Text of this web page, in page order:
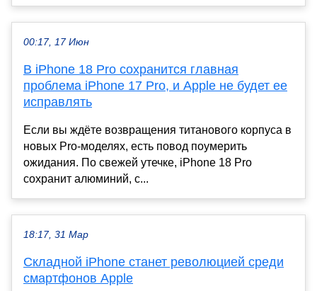
00:17, 17 Июн
В iPhone 18 Pro сохранится главная
проблема iPhone 17 Pro, и Apple не будет ее
исправлять
Если вы ждёте возвращения титанового корпуса в
новых Pro-моделях, есть повод поумерить
ожидания. По свежей утечке, iPhone 18 Pro
сохранит алюминий, с...
18:17, 31 Мар
Складной iPhone станет революцией среди
смартфонов Apple